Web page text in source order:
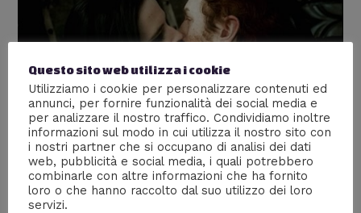
Artemisia di Caria – I Cazzi Duri
Questo sito web utilizza i cookie
Utilizziamo i cookie per personalizzare contenuti ed
annunci, per fornire funzionalità dei social media e
per analizzare il nostro traffico. Condividiamo inoltre
informazioni sul modo in cui utilizza il nostro sito con
i nostri partner che si occupano di analisi dei dati
web, pubblicità e social media, i quali potrebbero
combinarle con altre informazioni che ha fornito
loro o che hanno raccolto dal suo utilizzo dei loro
servizi.